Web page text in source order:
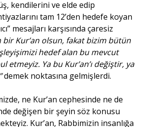
kendilerini ve elde edip
tam 12’den hedefe koyan
mesajları karşısında çaresiz
bir Kur’an olsun, fakat bizim bütün
hedef alan bu mevcut
etmeyiz. Ya bu Kur’an’ı değiştir, ya
demek noktasına gelmişlerdi.
ne Kur’an cephesinde ne de
değişen bir şeyin söz konusu
Kur’an, Rabbimizin insanlığa